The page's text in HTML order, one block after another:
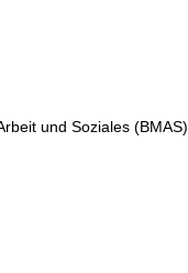
und Soziales (BMAS)